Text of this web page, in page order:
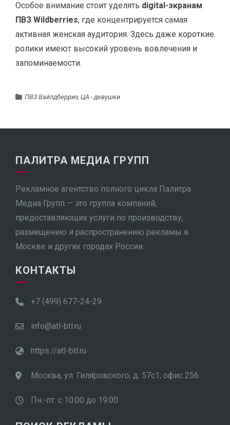
Особое внимание стоит уделять digital-экранам
ПВЗ Wildberries, где концентрируется самая
активная женская аудитория. Здесь даже короткие
ролики имеют высокий уровень вовлечения и
запоминаемости.
ПВЗ Вайлдберриз, ЦА - девушки
ПАЛИТРА МЕДИА ГРУПП
Рекламное агентство полного цикла Палитра
Медиа Групп — это группа компаний,
предоставляющих услуги по производству,
размещению и распространению рекламы в
Москве и других городах России.
КОНТАКТЫ
+7 (499) 677-24-29
info@atl-btl.ru
https://atl-btl.ru
Москва, ул. Гиляровского, д. 57с1, офис 256
Пн.-пт. с 10:00 до 19:00